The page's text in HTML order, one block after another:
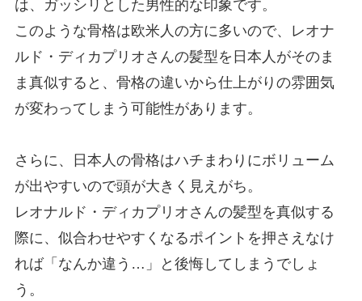
は、ガッシリとした男性的な印象です。
このような骨格は欧米人の方に多いので、レオナ
ルド・ディカプリオさんの髪型を日本人がそのま
ま真似すると、骨格の違いから仕上がりの雰囲気
が変わってしまう可能性があります。
さらに、日本人の骨格はハチまわりにボリューム
が出やすいので頭が大きく見えがち。
レオナルド・ディカプリオさんの髪型を真似する
際に、似合わせやすくなるポイントを押さえなけ
れば「なんか違う…」と後悔してしまうでしょ
う。